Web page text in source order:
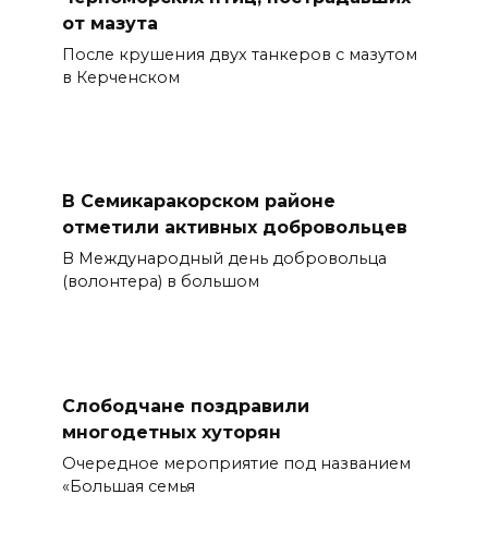
от мазута
После крушения двух танкеров с мазутом
в Керченском
В Семикаракорском районе
отметили активных добровольцев
В Международный день добровольца
(волонтера) в большом
Слободчане поздравили
многодетных хуторян
Очередное мероприятие под названием
«Большая семья